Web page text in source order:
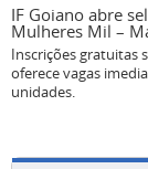
IF Goiano abre
Mulheres Mil –
Inscrições gratuitas
oferece vagas
unidades.